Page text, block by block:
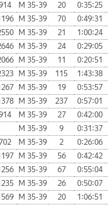
М 35-39 20 0:35:25
М 35-39 70 0:49:31
М 35-39 21 1:00:24
М 35-39 24 0:29:05
М 35-39 11 0:20:51
М 35-39 115 1:43:38
М 35-39 19
0:53:57
М 35-39 237 0:57:01
М 35-39 27 0:42:00
М 35-39 9 0:31:37
М 35-39 2 0:26:06
М 35-39 56 0:42:42
М 35-39 67 0:55:04
М 35-39 26
0:50:07
М 35-39 20
1:06:51